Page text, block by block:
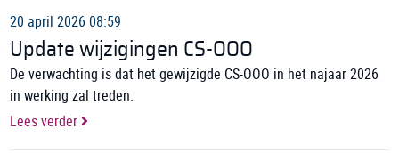
20 april 2026 08:59
Update wijzigingen CS-OOO
De verwachting is dat het gewijzigde CS-OOO in het najaar 2026
in werking zal treden.
Lees verder